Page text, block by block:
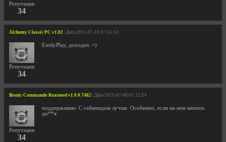
Репутация
34
Alchemy Classic PC v1.02 | Дата 2011-07-19 07:51:14
Репутация
34
EmilyPlay, доходит. =)
Bionic Commando Rearmed v1.0.0.7482 | Дата 2011-07-06 01:12:14
Репутация
34
поддерживаю. С геймпадом лучше. Особенно, если на нем кнопок
до**я